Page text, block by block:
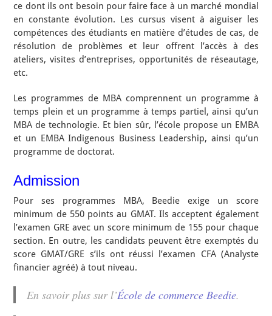
ce dont ils ont besoin pour faire face à un marché mondial
en constante évolution. Les cursus visent à aiguiser les
compétences des étudiants en matière d’études de cas, de
résolution de problèmes et leur offrent l’accès à des
ateliers, visites d’entreprises, opportunités de réseautage,
etc.
Les programmes de MBA comprennent un programme à
temps plein et un programme à temps partiel, ainsi qu’un
MBA de technologie. Et bien sûr, l’école propose un EMBA
et un EMBA Indigenous Business Leadership, ainsi qu’un
programme de doctorat.
Admission
Pour ses programmes MBA, Beedie exige un score
minimum de 550 points au GMAT. Ils acceptent également
l’examen GRE avec un score minimum de 155 pour chaque
section. En outre, les candidats peuvent être exemptés du
score GMAT/GRE s’ils ont réussi l’examen CFA (Analyste
financier agréé) à tout niveau.
En savoir plus sur l’École de commerce Beedie.